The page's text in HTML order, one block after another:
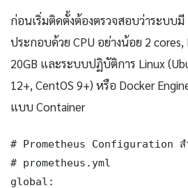
ก่อนเริ่มติดตั้งต้องตรวจสอบว่าระบบ
ประกอบด้วย CPU อย่างน้อย 2 cores,
20GB และระบบปฏิบัติการ Linux
12+, CentOS 9+) หรือ Docker
แบบ Container
# Prometheus Configuration
# prometheus.yml
global: